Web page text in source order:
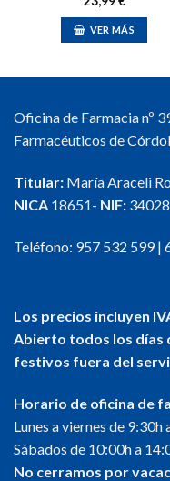
VER MÁS
Oficina de Farmacia nº
Farmacéuticos de
Titular: María Araceli
NICA 18651- NIF:
Teléfono: 957 532 599|
Los precios incluyen
Abierto todos los días
festivos fuera del
Horario de oficina de
Lunes a viernes de 9:30h
Sábados de 10:00h a
No cerramos por